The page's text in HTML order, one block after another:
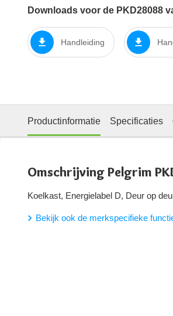
Downloads voor de PKD28088
Handleiding
Productinformatie Specificaties
Omschrijving Pelgrim
Koelkast, Energielabel D, Deur op
Bekijk ook de merkspecifieke